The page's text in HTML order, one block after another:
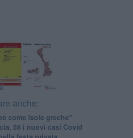
anche:
come isole greche"
58 i nuovi casi Covid